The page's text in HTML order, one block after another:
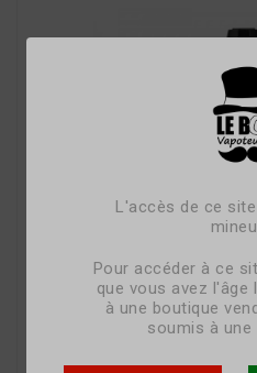
L'accès de ce
Pour accéder à ce
que vous avez l'âge
à une boutique
soumis à une